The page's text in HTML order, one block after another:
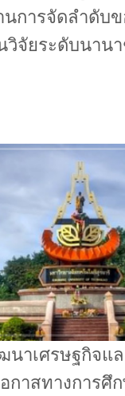
การจัดลำดับ
จัยระดับนาน
าเศรษฐกิจแ
กาสทางการศึ